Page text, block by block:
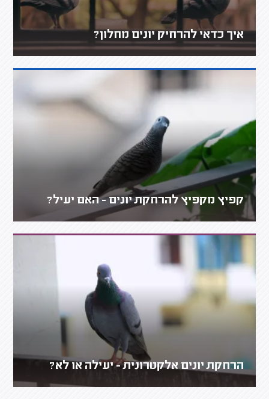
איך כדאי להרחיק יונים מחלון?
קפיץ מקפיץ להרחקת יונים - האם יעיל?
הרחקת יונים אלקטרונית - יעילה או לא?